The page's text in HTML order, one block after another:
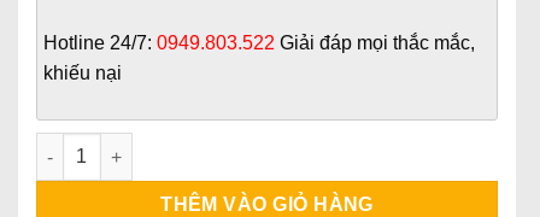
Hotline 24/7: 0949.803.522 Giải đáp mọi thắc mắc,
khiếu nại
Cửa gỗ công nghiệp HDF Veneer mẫu 1B số lượng
THÊM VÀO GIỎ HÀNG